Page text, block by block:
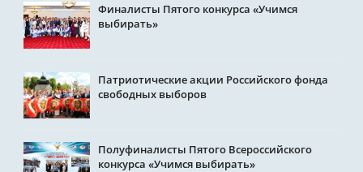
Финалисты Пятого конкурса «Учимся
выбирать»
Патриотические акции Российского фонда
свободных выборов
Полуфиналисты Пятого Всероссийского
конкурса «Учимся выбирать»